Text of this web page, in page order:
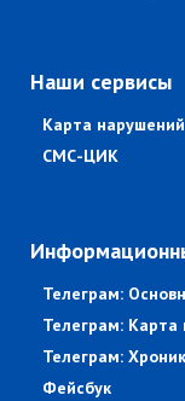
Наши сервисы
Карта нарушений
СМС-ЦИК
Телеграм:
Телеграм: Карта
Телеграм:
Фейсбук